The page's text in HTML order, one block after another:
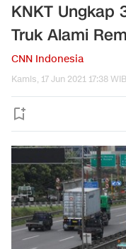
KNKT Ungkap
Truk Alami
CNN Indonesia
Kamis, 17 Jun 2021 17:38 WIB